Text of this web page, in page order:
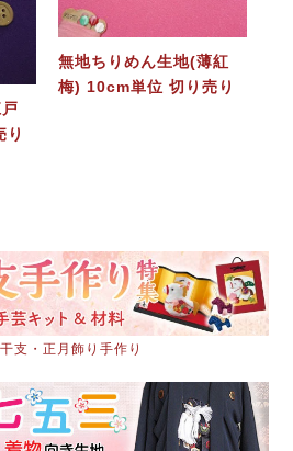
り
無地ちりめん生地(薄紅
梅) 10cm単位 切り売り
支・正月飾り手作り